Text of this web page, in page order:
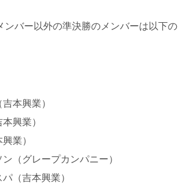
ンバー以外の準決勝のメンバーは以下の
本興業）
興業）
業）
（グレープカンパニー）
（吉本興業）